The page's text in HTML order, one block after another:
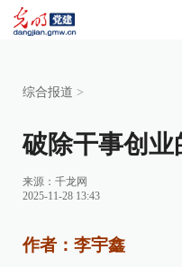
综合报道 >
破除干事创业
来源： 千龙网
2025-11-28 13:43
作者：李宇鑫